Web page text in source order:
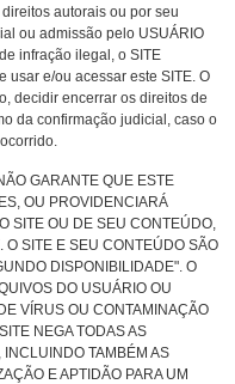
autorais ou por seu
ou admissão pelo USUÁRIO
infração ilegal, o SITE
usar e/ou acessar este SITE. O
decidir encerrar os direitos de
da confirmação judicial, caso o
GARANTE QUE ESTE
OU PROVIDENCIARÁ
SITE OU DE SEU CONTEÚDO,
O SITE E SEU CONTEÚDO SÃO
DISPONIBILIDADE". O
DO USUÁRIO OU
VÍRUS OU CONTAMINAÇÃO
NEGA TODAS AS
TAMBÉM AS
E APTIDÃO PARA UM